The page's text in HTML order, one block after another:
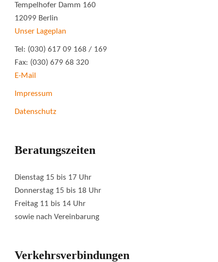
Tempelhofer Damm 160
12099 Berlin
Unser Lageplan
Tel: (030) 617 09 168 / 169
Fax: (030) 679 68 320
E-Mail
Impressum
Datenschutz
Beratungszeiten
Dienstag 15 bis 17 Uhr
Donnerstag 15 bis 18 Uhr
Freitag 11 bis 14 Uhr
sowie nach Vereinbarung
Verkehrsverbindungen